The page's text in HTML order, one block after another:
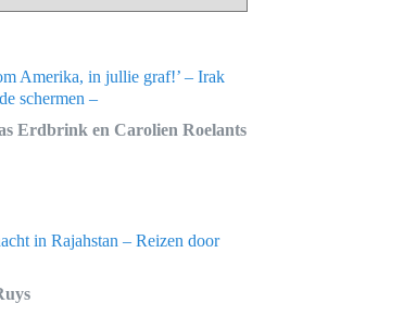
Amerika, in jullie graf!’ – Irak
schermen –
Erdbrink en Carolien Roelants
in Rajahstan – Reizen door